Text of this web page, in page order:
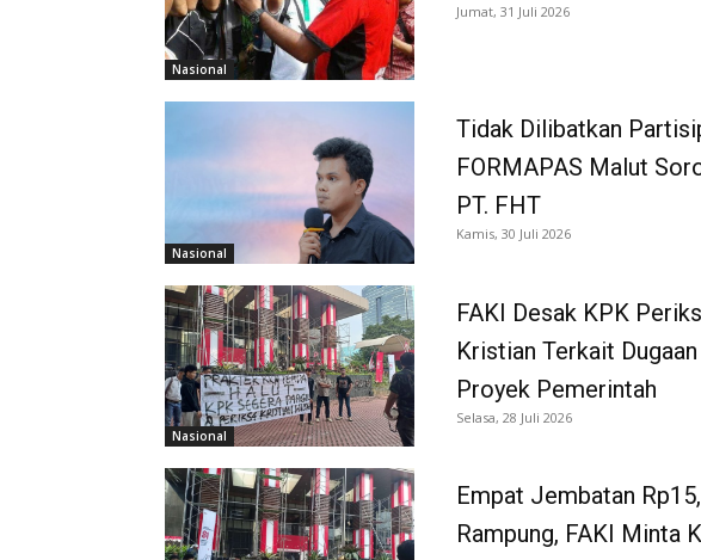
Nasional
Jumat, 31 Juli 2026
Nasional
Tidak Dilibatkan
FORMAPAS Malut
PT. FHT
Kamis, 30 Juli 2026
Nasional
FAKI Desak KPK
Kristian Terkait
Proyek Pemerintah
Selasa, 28 Juli 2026
Empat Jembatan
Rampung, FAKI Minta